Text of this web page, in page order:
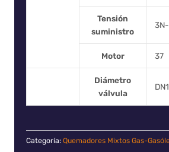
Tensión
suministro
Motor 37
Diámetro
válvula
Categoría: Quemadores Mixtos Gas-